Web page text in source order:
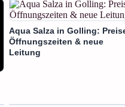
Aqua Salza in Golling:
Öffnungszeiten & neue
Leitung